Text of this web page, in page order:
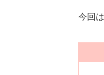
今回